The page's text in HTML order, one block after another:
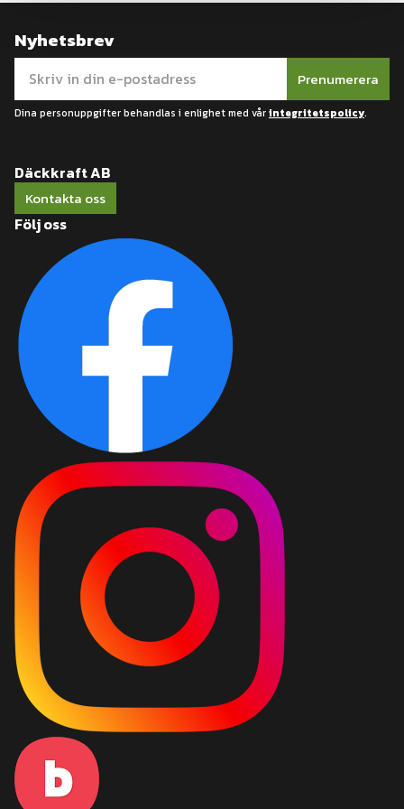
Nyhetsbrev
Prenumerera
Dina personuppgifter behandlas i enlighet med vårintegritetspolicy.
Däckkraft AB
Kontakta oss
Följ oss